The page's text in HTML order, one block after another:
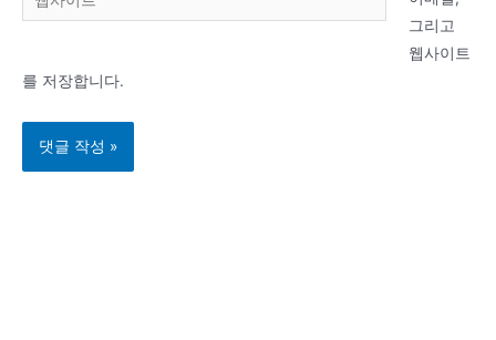
사
트
그리고
웹사이트
를 저장합니다.